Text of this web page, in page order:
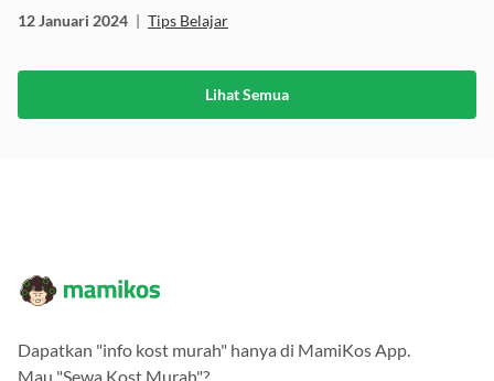
12 Januari 2024 | Tips Belajar
Lihat Semua
Dapatkan "info kost murah" hanya di MamiKos App.
Mau "Sewa Kost Murah"?